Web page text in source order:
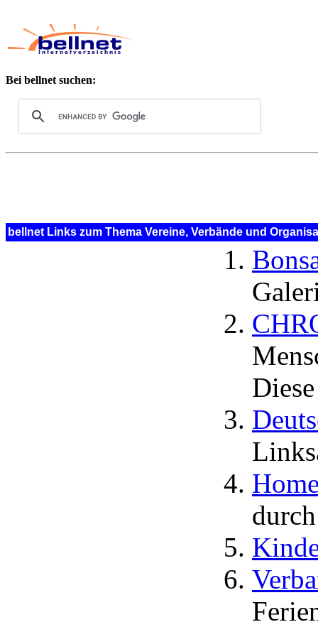
Bei bellnet suchen:
bellnet Links zum Thema Vereine, Verbände und